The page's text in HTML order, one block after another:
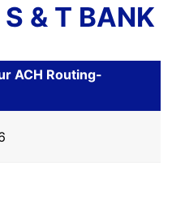
& T BANK
ACH Routing-